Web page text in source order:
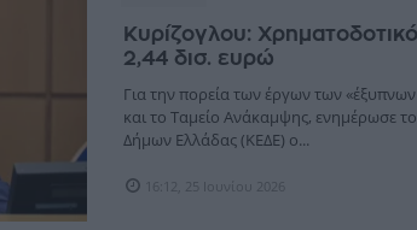
Κυρίζογλου:
2,44 δισ. ευρώ
Για την πορεία των έργων των
και το Ταμείο Ανάκαμψης, ενημέρωσε
Δήμων Ελλάδας (ΚΕΔΕ) ο...
16:12, 25 Ιουνίου 2026